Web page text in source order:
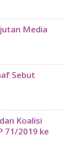
Media
Sebut
Koalisi
71/2019 ke